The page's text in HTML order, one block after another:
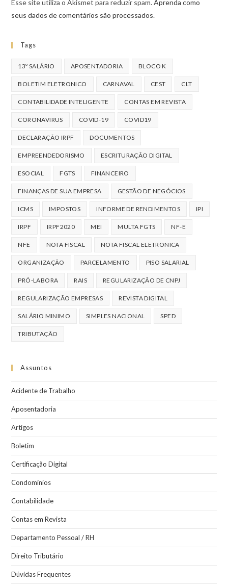
Esse site utiliza o Akismet para reduzir spam.Aprenda como
seus dados de comentários são processados.
Tags
13º SALÁRIO APOSENTADORIA BLOCO K
BOLETIM ELETRONICO CARNAVAL CEST CLT
CONTABILIDADE INTELIGENTE CONTAS EM REVISTA
CORONAVIRUS COVID-19 COVID19
DECLARAÇÃO IRPF DOCUMENTOS
EMPREENDEDORISMO ESCRITURAÇÃO DIGITAL
ESOCIAL FGTS FINANCEIRO
FINANÇAS DE SUA EMPRESA GESTÃO DE NEGÓCIOS
ICMS IMPOSTOS INFORME DE RENDIMENTOS IPI
IRPF IRPF2020 MEI MULTA FGTS NF-E
NFE NOTA FISCAL NOTA FISCAL ELETRONICA
ORGANIZAÇÃO PARCELAMENTO PISO SALARIAL
PRÓ-LABORA RAIS REGULARIZAÇÃO DE CNPJ
REGULARIZAÇÃO EMPRESAS REVISTA DIGITAL
SALÁRIO MINIMO SIMPLES NACIONAL SPED
TRIBUTAÇÃO
Assuntos
Acidente de Trabalho
Aposentadoria
Artigos
Boletim
Certificação Digital
Condomínios
Contabilidade
Contas em Revista
Departamento Pessoal / RH
Direito Tributário
Dúvidas Frequentes